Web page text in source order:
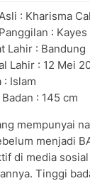
: Kharisma
: Kayes
Lahir : Bandung
Lahir : 12 Mei
: Islam
: 145 cm
mempunyai
menjadi
di media
Tinggi